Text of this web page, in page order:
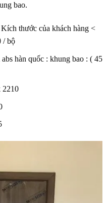
bao.
thước của khách hàng <
/ bộ
hàn quốc : khung bao : ( 45
2210